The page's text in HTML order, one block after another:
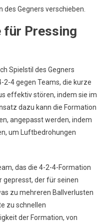
Gegners verschieben.
für Pressing
Spielstil des Gegners
2-4 gegen Teams, die kurze
effektiv stören, indem sie im
dazu kann die Formation
angepasst werden, indem
um Luftbedrohungen
das die 4-2-4-Formation
gepresst, der für seinen
zu mehreren Ballverlusten
zu schnellen
der Formation, von